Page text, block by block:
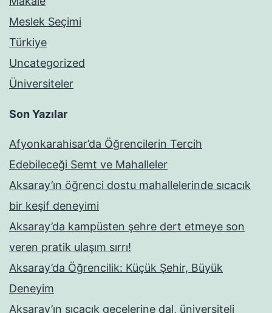
Meslek Seçimi
Türkiye
Uncategorized
Üniversiteler
Son Yazılar
Afyonkarahisar’da Öğrencilerin Tercih
Edebileceği Semt ve Mahalleler
Aksaray’ın öğrenci dostu mahallelerinde sıcacık
bir keşif deneyimi
Aksaray’da kampüsten şehre dert etmeye son
veren pratik ulaşım sırrı!
Aksaray’da Öğrencilik: Küçük Şehir, Büyük
Deneyim
Aksaray’ın sıcacık gecelerine dal, üniversiteli